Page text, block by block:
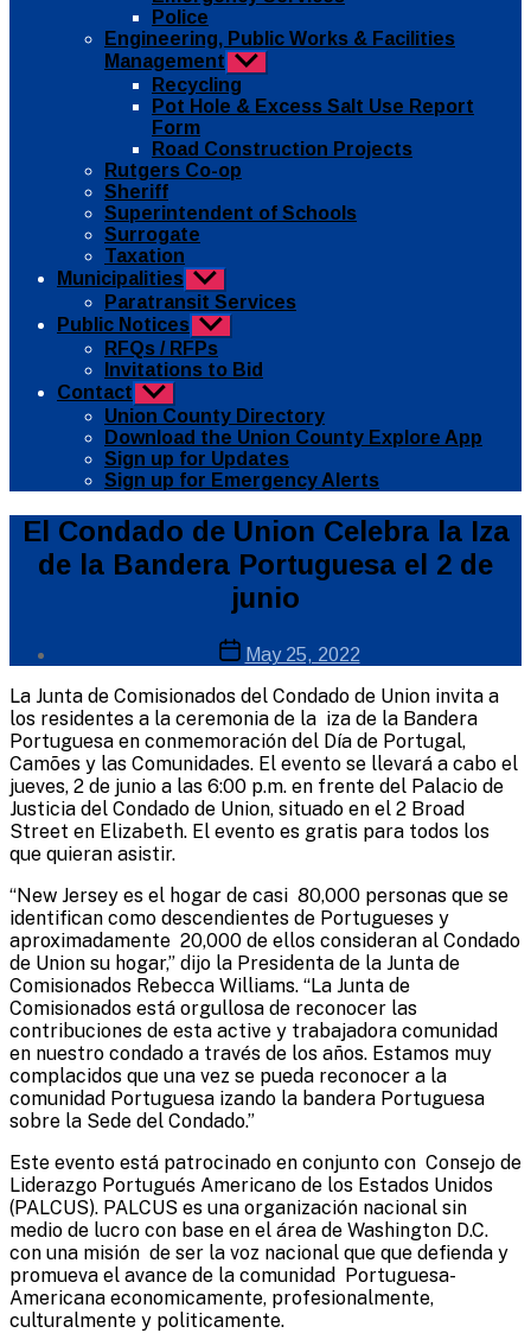
Police
Engineering, Public Works & Facilities
Management Show
sub
menu
Recycling
Pot Hole & Excess Salt Use Report
Form
Road Construction Projects
Rutgers Co-op
Sheriff
Superintendent of Schools
Surrogate
Taxation
Municipalities Show
sub
menu
Paratransit Services
Public Notices Show
sub
menu
RFQs / RFPs
Invitations to Bid
Contact Show
sub
menu
Union County Directory
Download the Union County Explore App
Sign up for Updates
Sign up for Emergency Alerts
Categories
spanish-
releases
El Condado de Union Celebra la Iza
de la Bandera Portuguesa el 2 de
junio
author
Web
Site
Administrator
Post
date
May 25, 2022
La Junta de Comisionados del Condado de Union invita a
los residentes a la ceremonia de la iza de la Bandera
Portuguesa en conmemoración del Día de Portugal,
Camões y las Comunidades. El evento se llevará a cabo el
jueves, 2 de junio a las 6:00 p.m. en frente del Palacio de
Justicia del Condado de Union, situado en el 2 Broad
Street en Elizabeth. El evento es gratis para todos los
que quieran asistir.
“New Jersey es el hogar de casi 80,000 personas que se
identifican como descendientes de Portugueses y
aproximadamente 20,000 de ellos consideran al Condado
de Union su hogar,” dijo la Presidenta de la Junta de
Comisionados Rebecca Williams. “La Junta de
Comisionados está orgullosa de reconocer las
contribuciones de esta active y trabajadora comunidad
en nuestro condado a través de los años. Estamos muy
complacidos que una vez se pueda reconocer a la
comunidad Portuguesa izando la bandera Portuguesa
sobre la Sede del Condado.”
Este evento está patrocinado en conjunto con Consejo de
Liderazgo Portugués Americano de los Estados Unidos
(PALCUS). PALCUS es una organización nacional sin
medio de lucro con base en el área de Washington D.C.
con una misión de ser la voz nacional que que defienda y
promueva el avance de la comunidad Portuguesa-
Americana economicamente, profesionalmente,
culturalmente y politicamente.